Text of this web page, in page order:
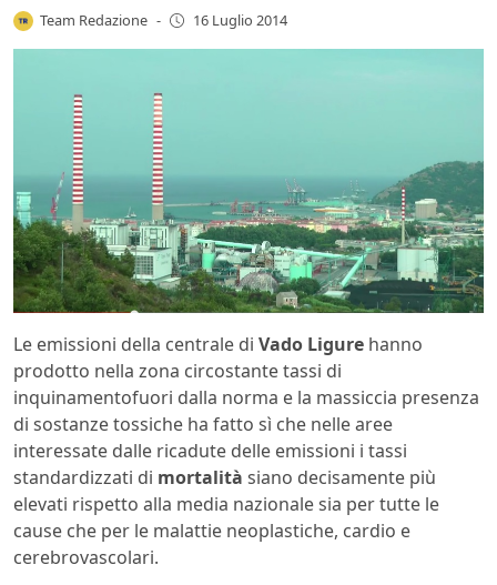
Team Redazione - 16 Luglio 2014
Le emissioni della centrale di Vado Ligure hanno
prodotto nella zona circostante tassi di
inquinamentofuori dalla norma e la massiccia presenza
di sostanze tossiche ha fatto sì che nelle aree
interessate dalle ricadute delle emissioni i tassi
standardizzati di mortalità siano decisamente più
elevati rispetto alla media nazionale sia per tutte le
cause che per le malattie neoplastiche, cardio e
cerebrovascolari.